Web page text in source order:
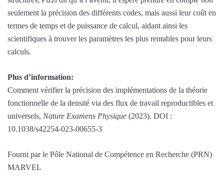
seulement la précision des différents codes, mais aussi leur coût en
termes de temps et de puissance de calcul, aidant ainsi les
scientifiques à trouver les paramètres les plus rentables pour leurs
calculs.
Plus d’information:
Comment vérifier la précision des implémentations de la théorie
fonctionnelle de la densité via des flux de travail reproductibles et
universels, Nature Examens Physique (2023). DOI :
10.1038/s42254-023-00655-3
Fourni par le Pôle National de Compétence en Recherche (PRN)
MARVEL